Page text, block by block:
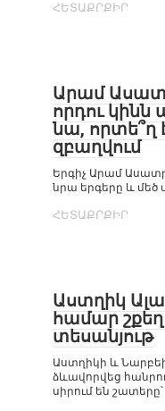
ՀԵՏԱՔՐՔԻՐ
Արամ
որդու կինն
նա, որտե՞ղ
զբաղվում
Երգիչ Արամ
նրա երգերը և
ՀԵՏԱՔՐՔԻՐ
Աստղիկ
համար շքեղ
տեսանյութ
Աստղիկի և
ձևավորվեց
սիրում են շատերը՝